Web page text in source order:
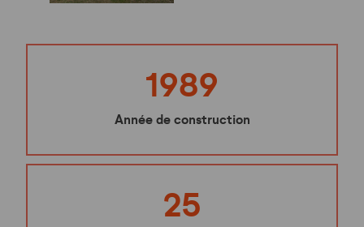
1989
Année de construction
25